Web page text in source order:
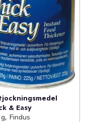
& Easy
Findus